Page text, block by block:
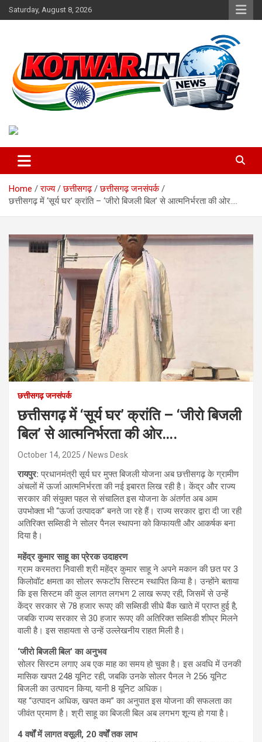
Skip
to
Saturday, August 8, 2026
kotwar.in
Home राज्य छत्तीसगढ़
छत्तीसगढ़ जनसंपर्क
छत्तीसगढ़ में ‘सूर्य घर’ क्रांति – ‘जीरो बिजली बिल’ से आत्मनिर्भरता की ओर….
छत्तीसगढ़ जनसंपर्क
छत्तीसगढ़ में ‘सूर्य घर’ क्रांति – ‘जीरो बिजली
बिल’ से आत्मनिर्भरता की ओर….
October 14, 2025 News Desk
रायपुर:प्रधानमंत्री सूर्य घर मुफ्त बिजली योजना अब छत्तीसगढ़ के ग्रामीण
अंचलों में ऊर्जा आत्मनिर्भरता की नई इबारत लिख रही है। केंद्र और राज्य
सरकार की संयुक्त पहल से संचालित इस योजना के अंतर्गत अब आम
उपभोक्ता भी “ऊर्जा उत्पादक” बनते जा रहे हैं। राज्य सरकार द्वारा दी जा रही
अतिरिक्त सब्सिडी ने सोलर पैनल स्थापना को किफायती और आकर्षक बना
दिया है।
महेंद्र कुमार साहू का प्रेरक उदाहरण
ग्राम करमतरा निवासी श्री महेंद्र कुमार साहू ने अपने मकान की छत पर 3
किलोवॉट क्षमता का सोलर रूफटॉप सिस्टम स्थापित किया है। उन्होंने बताया
कि इस सिस्टम की कुल लागत लगभग 2 लाख रूपए रही, जिसमें से उन्हें
केंद्र सरकार से 78 हजार रूपए की सब्सिडी सीधे बैंक खाते में प्राप्त हुई है,
जबकि राज्य सरकार से 30 हजार रूपए की अतिरिक्त सब्सिडी शीघ्र मिलने
वाली है। इस सहायता से उन्हें उल्लेखनीय राहत मिली है।
‘जीरो बिजली बिल’ का अनुभव
सोलर सिस्टम लगाए अब एक माह का समय हो चुका है। इस अवधि में उनकी
मासिक खपत 248 यूनिट रही, जबकि उनके सोलर पैनल ने 256 यूनिट
बिजली का उत्पादन किया, यानी 8 यूनिट अधिक।
यह “उत्पादन अधिक, खपत कम” का अनुपात इस योजना की सफलता का
जीवंत प्रमाण है। श्री साहू का बिजली बिल अब लगभग शून्य हो गया है।
4 वर्षों में लागत वसूली, 20 वर्षों तक लाभ